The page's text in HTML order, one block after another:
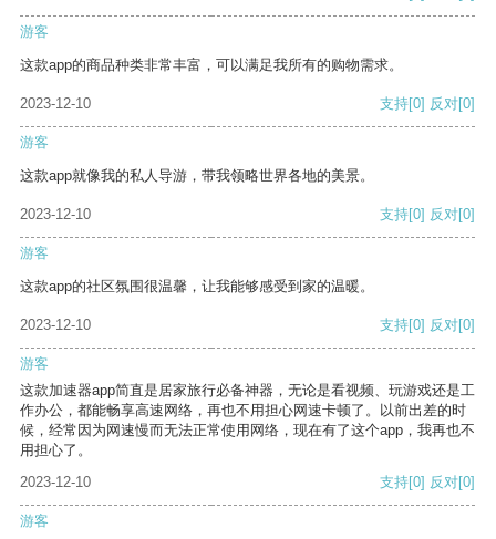
游客
这款app的商品种类非常丰富，可以满足我所有的购物需求。
2023-12-10 支持[0] 反对[0]
游客
这款app就像我的私人导游，带我领略世界各地的美景。
2023-12-10 支持[0] 反对[0]
游客
这款app的社区氛围很温馨，让我能够感受到家的温暖。
2023-12-10 支持[0] 反对[0]
游客
这款加速器app简直是居家旅行必备神器，无论是看视频、玩游戏还是工
作办公，都能畅享高速网络，再也不用担心网速卡顿了。以前出差的时
候，经常因为网速慢而无法正常使用网络，现在有了这个app，我再也不
用担心了。
2023-12-10
支持[0] 反对[0]
游客